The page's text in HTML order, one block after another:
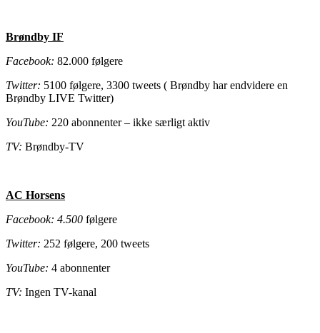
Brøndby IF
Facebook: 82.000 følgere
Twitter: 5100 følgere, 3300 tweets ( Brøndby har endvidere en
Brøndby LIVE Twitter)
YouTube: 220 abonnenter – ikke særligt aktiv
TV: Brøndby-TV
AC Horsens
Facebook: 4.500 følgere
Twitter: 252 følgere, 200 tweets
YouTube: 4 abonnenter
TV: Ingen TV-kanal